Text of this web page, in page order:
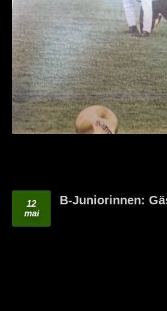
12
mai
B-Juniorinnen: